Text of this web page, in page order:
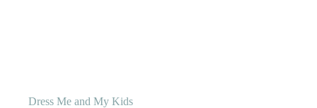
Dress Me and My Kids